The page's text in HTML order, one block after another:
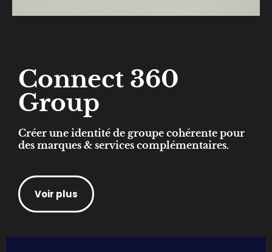
Connect 360
Group
Créer une identité de groupe cohérente pour
des marques & services complémentaires.
Voir plus